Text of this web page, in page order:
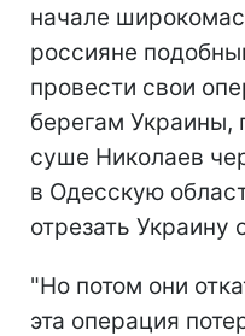
начале
россияне
провести свои
берегам Украины,
суше Николаев
в Одесскую
отрезать Украину
"Но потом они
эта операция